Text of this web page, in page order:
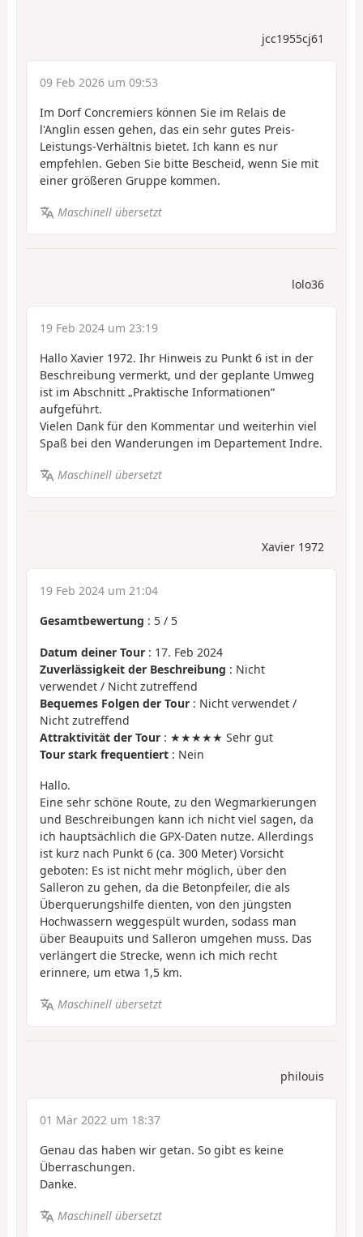
jcc1955cj61
09 Feb 2026 um 09:53
Im Dorf Concremiers können Sie im Relais de
l'Anglin essen gehen, das ein sehr gutes Preis-
Leistungs-Verhältnis bietet. Ich kann es nur
empfehlen. Geben Sie bitte Bescheid, wenn Sie mit
einer größeren Gruppe kommen.
Maschinell übersetzt
lolo36
19 Feb 2024 um 23:19
Hallo Xavier 1972. Ihr Hinweis zu Punkt 6 ist in der
Beschreibung vermerkt, und der geplante Umweg
ist im Abschnitt „Praktische Informationen“
aufgeführt.
Vielen Dank für den Kommentar und weiterhin viel
Spaß bei den Wanderungen im Departement Indre.
Maschinell übersetzt
Xavier 1972
19 Feb 2024 um 21:04
Gesamtbewertung : 5 / 5
Datum deiner Tour : 17. Feb 2024
Zuverlässigkeit der Beschreibung : Nicht
verwendet / Nicht zutreffend
Bequemes Folgen der Tour : Nicht verwendet /
Nicht zutreffend
Attraktivität der Tour : ★★★★★ Sehr gut
Tour stark frequentiert : Nein
Hallo.
Eine sehr schöne Route, zu den Wegmarkierungen
und Beschreibungen kann ich nicht viel sagen, da
ich hauptsächlich die GPX-Daten nutze. Allerdings
ist kurz nach Punkt 6 (ca. 300 Meter) Vorsicht
geboten: Es ist nicht mehr möglich, über den
Salleron zu gehen, da die Betonpfeiler, die als
Überquerungshilfe dienten, von den jüngsten
Hochwassern weggespült wurden, sodass man
über Beaupuits und Salleron umgehen muss. Das
verlängert die Strecke, wenn ich mich recht
erinnere, um etwa 1,5 km.
Maschinell übersetzt
philouis
01 Mär 2022 um 18:37
Genau das haben wir getan. So gibt es keine
Überraschungen.
Danke.
Maschinell übersetzt